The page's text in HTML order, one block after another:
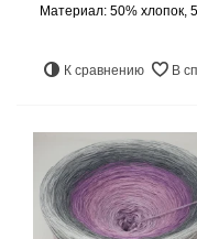
Материал: 50% хлопок,
К сравнению В